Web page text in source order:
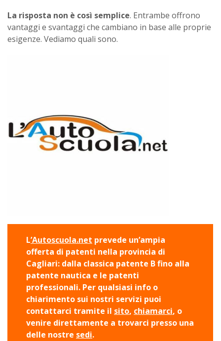
La risposta non è così semplice. Entrambe offrono
vantaggi e svantaggi che cambiano in base alle proprie
esigenze. Vediamo quali sono.
L’Autoscuola.net prevede un’ampia
offerta di patenti nella provincia di
Cagliari: dalla classica patente B fino alla
patente nautica e le patenti
professionali. Per qualsiasi info o
chiarimento sui nostri servizi puoi
contattarci tramite il sito, chiamarci, o
venire direttamente a trovarci presso una
delle nostre sedi.